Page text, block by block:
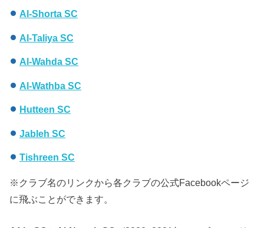
Al-Shorta SC
Al-Taliya SC
Al-Wahda SC
Al-Wathba SC
Hutteen SC
Jableh SC
Tishreen SC
※クラブ名のリンクから各クラブの公式Facebookページ
に飛ぶことができます。